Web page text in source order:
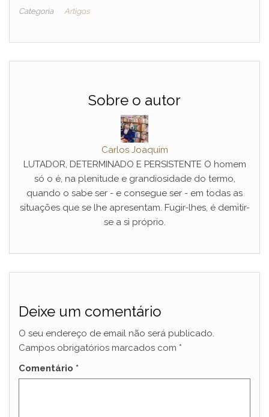
Categoria Artigos
Sobre o autor
Carlos Joaquim
LUTADOR, DETERMINADO E PERSISTENTE O homem
só o é, na plenitude e grandiosidade do termo,
quando o sabe ser - e consegue ser - em todas as
situações que se lhe apresentam. Fugir-lhes, é demitir-
se a si próprio.
Deixe um comentário
O seu endereço de email não será publicado.
Campos obrigatórios marcados com *
Comentário *